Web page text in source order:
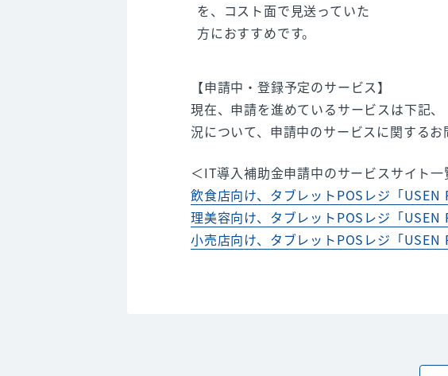
を、コスト面で見送っていた
方におすすめです。
【申請中・登録予定のサービス】
現在、申請を進めているサービスは下記
況について、申請中のサービスに関するお
＜IT導入補助金申請中のサービスサイト一
飲食店向け、タブレットPOSレジ「USEN
理美容向け、タブレットPOSレジ「
小売店向け、タブレットPOSレジ「